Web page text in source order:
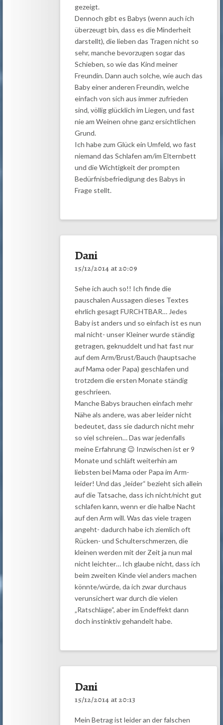
gezeigt.
Dennoch gibt es Babys (wenn auch ich
überzeugt bin, dass es die Minderheit
darstellt), die lieben das Tragen nicht so
sehr, manche bevorzugen sogar das
Schieben, so wie das Kind meiner
Freundin. Dann auch solche, wie auch das
Baby einer anderen Freundin, welche
einfach von sich aus immer zufrieden
sind, völlig glücklich im Liegen, und fast
nie am Weinen ohne ganz ersichtlichen
Grund.
Ich habe zum Glück ein Umfeld, wo fast
niemand das Schlafen am/im Elternbett
und die Wichtigkeit der prompten
Bedürfnisbefriedigung des Babys in
Frage stellt.
Dani
15/12/2014 at 20:09
Sehe ich auch so!! Ich finde die
pauschalen Aussagen dieses Textes
ehrlich gesagt FURCHTBAR… Jedes
Baby ist anders und so einfach ist es nun
mal nicht- unser Kleiner wurde ständig
getragen, geknuddelt und hat fast nur
auf dem Arm/Brust/Bauch (hauptsache
auf Mama oder Papa) geschlafen und
trotzdem die ersten Monate ständig
geschrieen.
Manche Babys brauchen einfach mehr
Nähe als andere, was aber leider nicht
bedeutet, dass sie dadurch nicht mehr
so viel schreien… Das war jedenfalls
meine Erfahrung 😉 Inzwischen ist er 9
Monate und schläft weiterhin am
liebsten bei Mama oder Papa im Arm-
leider! Und das „leider“ bezieht sich allein
auf die Tatsache, dass ich nicht/nicht gut
schlafen kann, wenn er die halbe Nacht
auf den Arm will. Was das viele tragen
angeht- dadurch habe ich ziemlich oft
Rücken- und Schulterschmerzen, die
kleinen werden mit der Zeit ja nun mal
nicht leichter… Ich glaube nicht, dass ich
beim zweiten Kinde viel anders machen
könnte/würde, da ich zwar durchaus
verunsichert war durch die vielen
„Ratschläge“, aber im Endeffekt dann
doch instinktiv gehandelt habe.
Dani
15/12/2014 at 20:13
Mein Betrag ist leider an der falschen